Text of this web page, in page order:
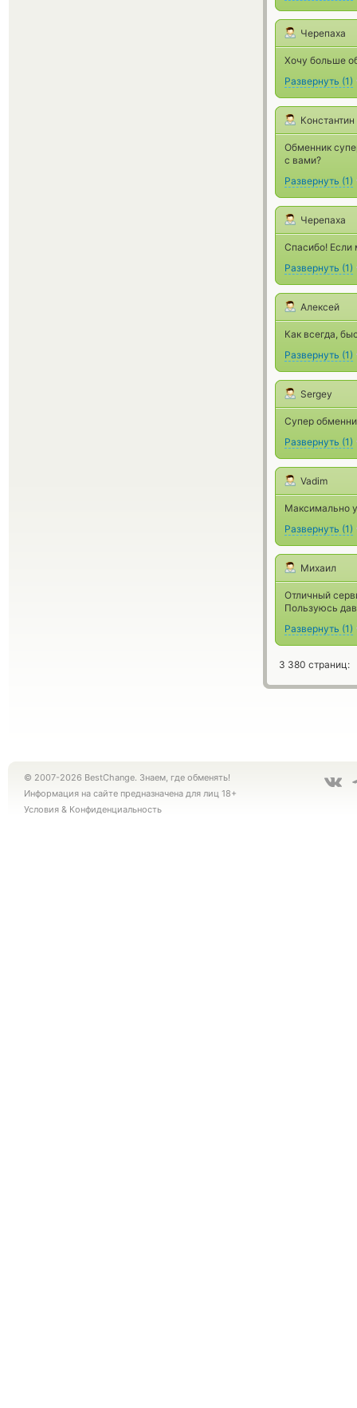
Черепаха
Хочу больше
Развернуть (1)
Константин
Обменник
с вами?
Развернуть (1)
Черепаха
Спасибо! Если
Развернуть (1)
Алексей
Как всегда,
Развернуть (1)
Sergey
Супер
Развернуть (1)
Vadim
Максимально
Развернуть (1)
Михаил
Отличный
Пользуюсь
Развернуть (1)
3 380 страниц:
© 2007-2026 BestChange. Знаем, где обменять!
Информация на сайте предназначена для лиц 18+
Условия & Конфиденциальность